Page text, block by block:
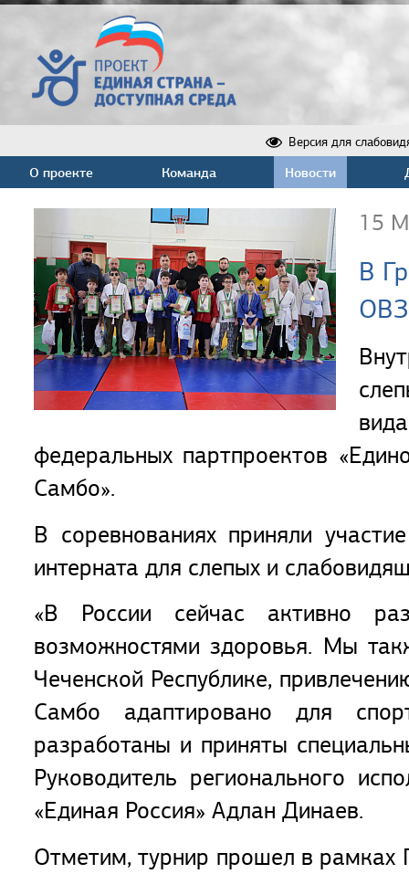
Версия для
О проекте Команда Новости
15
В
ОВЗ
федеральных партпроектов
Самбо».
В соревнованиях приняли
интерната для слепых и
«В России сейчас активно
возможностями здоровья. Мы
Чеченской Республике,
Самбо адаптировано для
разработаны и приняты
Руководитель регионального
«Единая Россия» Адлан Динаев.
Отметим, турнир прошел в рамках